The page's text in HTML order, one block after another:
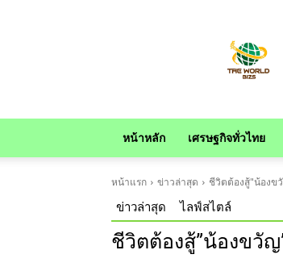
หน้าหลัก เศรษฐกิจทั่วไทย
หน้าแรก ข่าวล่าสุด ชีวิตต้องสู้"น้องข
ข่าวล่าสุด ไลฟ์สไตล์
ชีวิตต้องสู้”น้องขวั